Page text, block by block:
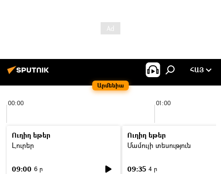
Արմենիա
ՀԱՅ
00:00 01:00
Ուղիղ եթեր
Լուրեր
09:00 6 ր
Ուղիղ եթեր
Մամուլի տեսություն
09:35 4 ր